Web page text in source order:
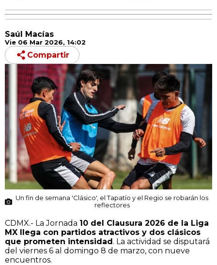
Saúl Macías
Vie 06 Mar 2026, 14:02
Compartir
Un fin de semana 'Clásico', el Tapatío y el Regio se robarán los
reflectores
CDMX.- La Jornada 10 del Clausura 2026 de la Liga
MX llega con partidos atractivos y dos clásicos
que prometen intensidad. La actividad se disputará
del viernes 6 al domingo 8 de marzo, con nueve
encuentros.